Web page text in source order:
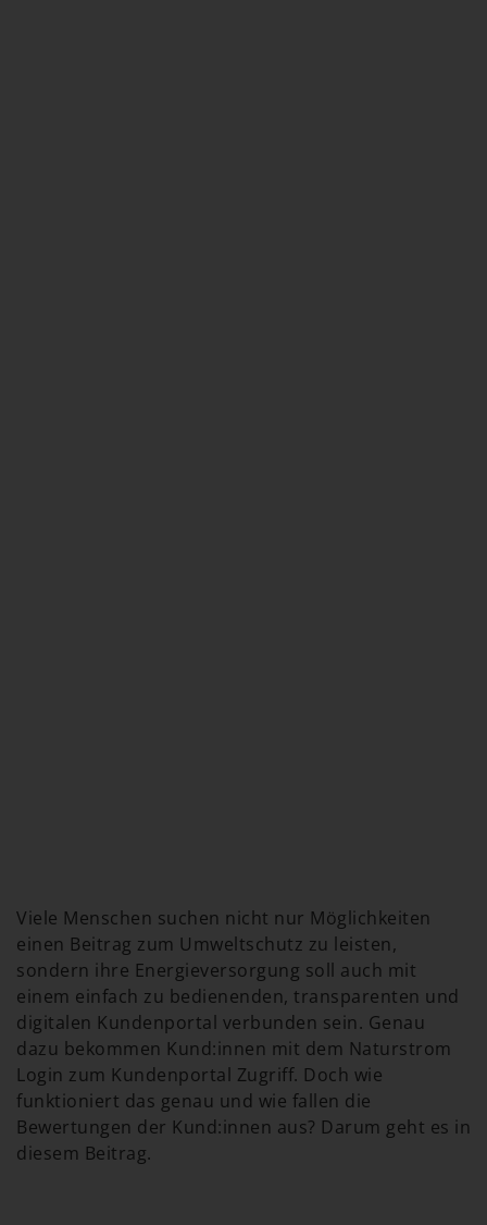
Viele Menschen suchen nicht nur Möglichkeiten
einen Beitrag zum Umweltschutz zu leisten,
sondern ihre Energieversorgung soll auch mit
einem einfach zu bedienenden, transparenten und
digitalen Kundenportal verbunden sein. Genau
dazu bekommen Kund:innen mit dem Naturstrom
Login zum Kundenportal Zugriff. Doch wie
funktioniert das genau und wie fallen die
Bewertungen der Kund:innen aus? Darum geht es in
diesem Beitrag.